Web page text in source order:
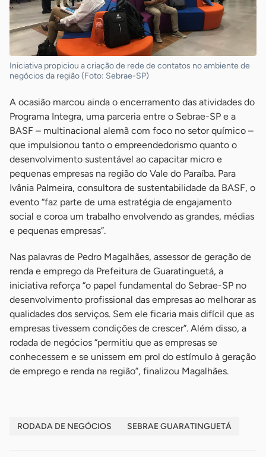
Iniciativa propiciou a criação de rede de contatos no ambiente de
negócios da região (Foto: Sebrae-SP)
A ocasião marcou ainda o encerramento das atividades do
Programa Integra, uma parceria entre o Sebrae-SP e a
BASF – multinacional alemã com foco no setor químico –
que impulsionou tanto o empreendedorismo quanto o
desenvolvimento sustentável ao capacitar micro e
pequenas empresas na região do Vale do Paraíba. Para
Ivânia Palmeira, consultora de sustentabilidade da BASF, o
evento “faz parte de uma estratégia de engajamento
social e coroa um trabalho envolvendo as grandes, médias
e pequenas empresas”.
Nas palavras de Pedro Magalhães, assessor de geração de
renda e emprego da Prefeitura de Guaratinguetá, a
iniciativa reforça “o papel fundamental do Sebrae-SP no
desenvolvimento profissional das empresas ao melhorar as
qualidades dos serviços. Sem ele ficaria mais difícil que as
empresas tivessem condições de crescer”. Além disso, a
rodada de negócios “permitiu que as empresas se
conhecessem e se unissem em prol do estímulo à geração
de emprego e renda na região”, finalizou Magalhães.
RODADA DE NEGÓCIOS SEBRAE GUARATINGUETÁ